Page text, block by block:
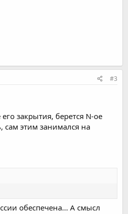
#3
закрытия, берется N-ое
этим занимался на
обеспечена... А смысл